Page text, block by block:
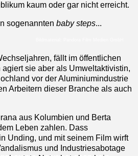
kaum oder gar nicht erreicht.
sogenannten baby steps...
fällt im öffentlichen
sie aber als Umweltaktivistin,
vor der Aluminiumindustrie
Arbeitern dieser Branche als auch
aus Kolumbien und Berta
Leben zahlen. Dass
Unding, und mit seinem Film wirft
und Industriesabotage